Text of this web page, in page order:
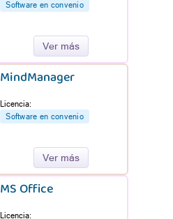
Software en convenio
Ver más
MindManager
Licencia:
Software en convenio
Ver más
MS Office
Licencia: